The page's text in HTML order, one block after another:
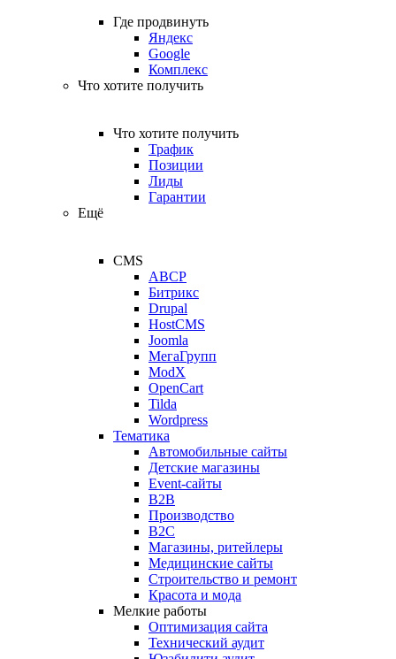
Где продвинуть
Яндекс
Google
Комплекс
Что хотите получить
Что хотите получить
Трафик
Позиции
Лиды
Гарантии
Ещё
CMS
ABCP
Битрикс
Drupal
HostCMS
Joomla
МегаГрупп
ModX
OpenCart
Tilda
Wordpress
Тематика
Автомобильные сайты
Детские магазины
Event-сайты
B2B
Производство
B2C
Магазины, ритейлеры
Медицинские сайты
Строительство и ремонт
Красота и мода
Мелкие работы
Оптимизация сайта
Технический аудит